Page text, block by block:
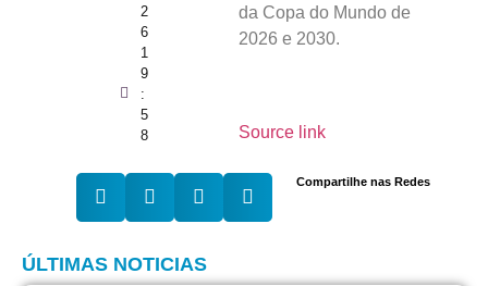
2
6
1
9
:
5
8
da Copa do Mundo de
2026 e 2030.
Source link
Compartilhe nas Redes
ÚLTIMAS NOTICIAS